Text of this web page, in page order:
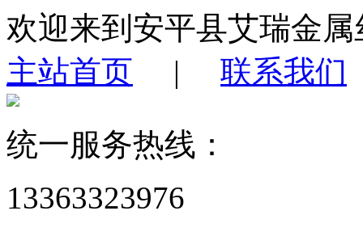
欢迎来到安平县艾瑞金
主站首页 | 联系我们
统一服务热线：
13363323976